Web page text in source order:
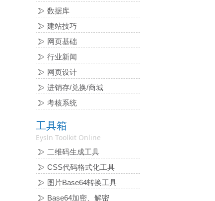
数据库
建站技巧
网页基础
行业新闻
网页设计
进销存/兑换/商城
考核系统
工具箱
Eysln Toolkit Online
二维码生成工具
CSS代码格式化工具
图片Base64转换工具
Base64加密、解密